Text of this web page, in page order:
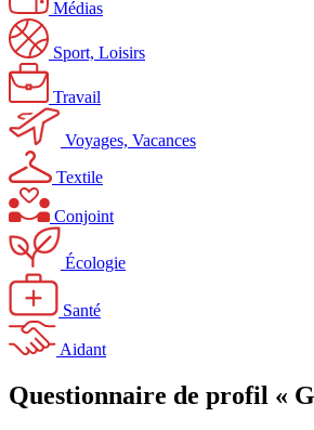
Médias
Sport, Loisirs
Travail
Voyages, Vacances
Textile
Conjoint
Écologie
Santé
Aidant
Questionnaire de profil «